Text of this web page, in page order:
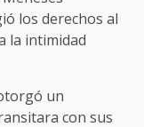
los derechos al
la intimidad
un
con sus